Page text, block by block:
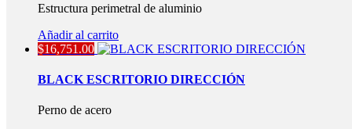
Estructura perimetral de aluminio
Añadir al carrito
$16,751.00
BLACK ESCRITORIO DIRECCIÓN
Perno de acero